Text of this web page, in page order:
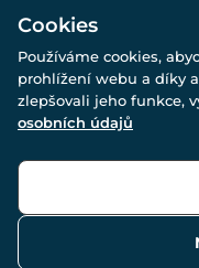
© Všechna práva
Cookies
Používáme cookies,
prohlížení webu a díky
zlepšovali jeho funkce,
osobních údajů